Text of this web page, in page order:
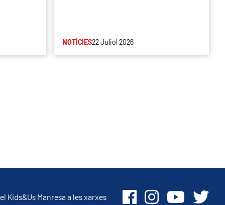
NOTÍCIES22 Juliol 2026
Kids&Us Manresa a les xarxes